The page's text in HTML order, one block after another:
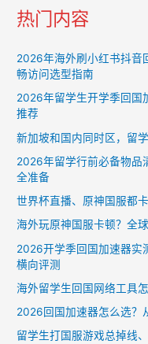
热门内容
2026年海外刷小红书抖音
畅访问选型指南
2026年留学生开学季回国
推荐
新加坡和国内同时区，留
2026年留学行前必备物品
全准备
世界杯直播、原神国服都
海外玩原神国服卡顿？全
2026开学季回国加速器实
横向评测
海外留学生回国网络工具
2026回国加速器怎么选？
留学生打国服游戏总掉线